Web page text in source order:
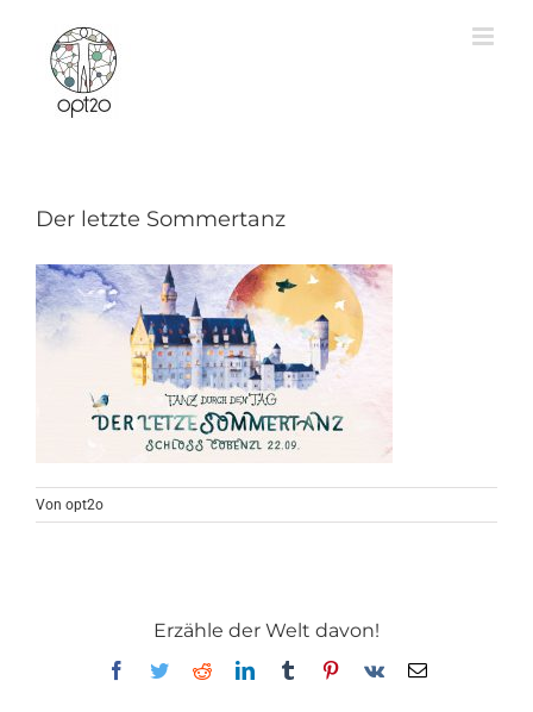
springen
Der letzte Sommertanz
Von opt2o
Erzähle der Welt davon!
Facebook
TwitterRedditLinkedInTumblrPinterest
Vk
E-